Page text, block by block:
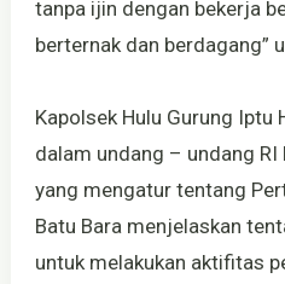
tanpa ijin dengan bekerja
berternak dan berdagang”
Kapolsek Hulu Gurung Iptu
dalam undang – undang
yang mengatur tentang
Batu Bara menjelaskan
untuk melakukan aktifitas